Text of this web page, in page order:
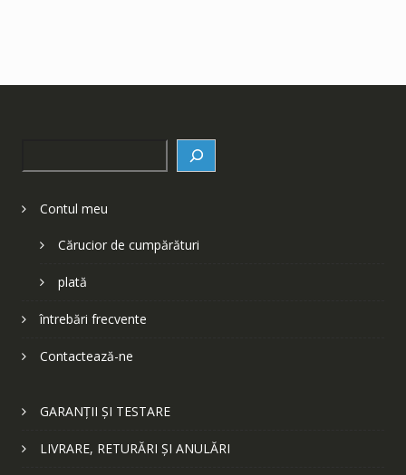
Contul meu
Cărucior de cumpărături
plată
întrebări frecvente
Contactează-ne
GARANȚII ȘI TESTARE
LIVRARE, RETURĂRI ȘI ANULĂRI